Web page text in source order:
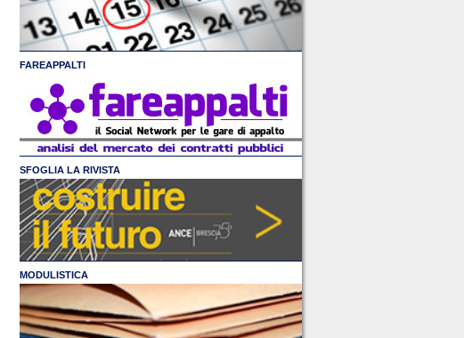
FAREAPPALTI
SFOGLIA LA RIVISTA
MODULISTICA